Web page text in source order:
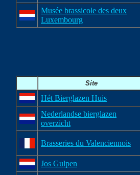
Musée brassicole des deux
Luxembourg
Site
Hét Bierglazen Huis
Nederlandse bierglazen
overzicht
Brasseries du Valenciennois
Jos Gulpen